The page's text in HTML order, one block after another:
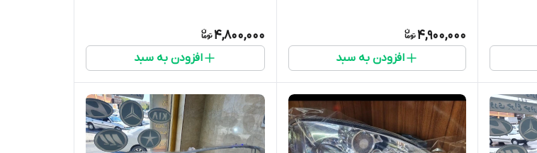
4,900,000
افزودن به سبد
4,800,000
افزودن به سبد